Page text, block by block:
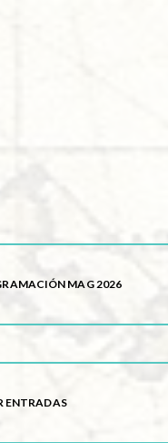
MAG 2026
ENTRADAS